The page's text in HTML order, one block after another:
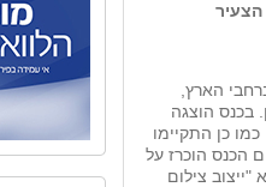
הארץ,
בכנס הוצגה
כן התקיימו
הכנס הוכרז על
צילום